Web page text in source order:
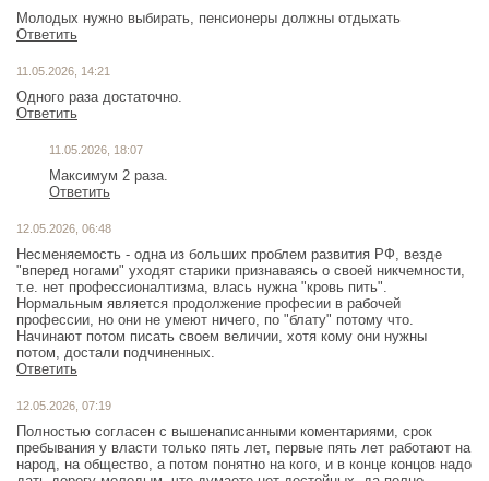
Молодых нужно выбирать, пенсионеры должны отдыхать
Ответить
11.05.2026, 14:21
Одного раза достаточно.
Ответить
11.05.2026, 18:07
Максимум 2 раза.
Ответить
12.05.2026, 06:48
Несменяемость - одна из больших проблем развития РФ, везде
"вперед ногами" уходят старики признаваясь о своей никчемности,
т.е. нет профессионалтизма, влась нужна "кровь пить".
Нормальным является продолжение професии в рабочей
профессии, но они не умеют ничего, по "блату" потому что.
Начинают потом писать своем величии, хотя кому они нужны
потом, достали подчиненных.
Ответить
12.05.2026, 07:19
Полностью согласен с вышенаписанными коментариями, срок
пребывания у власти только пять лет, первые пять лет работают на
народ, на общество, а потом понятно на кого, и в конце концов надо